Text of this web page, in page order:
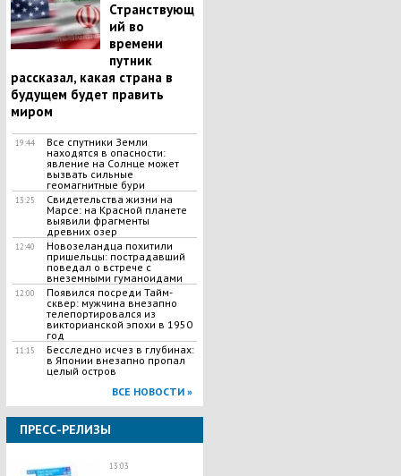
Странствующ
ий во
времени
путник
рассказал, какая страна в
будущем будет править
миром
19:44
​Все спутники Земли
находятся в опасности:
явление на Солнце может
вызвать сильные
геомагнитные бури
13:25
Свидетельства жизни на
Марсе: на Красной планете
выявили фрагменты
древних озер
12:40
Новозеландца похитили
пришельцы: пострадавший
поведал о встрече с
внеземными гуманоидами
12:00
Появился посреди Тайм-
сквер: мужчина внезапно
телепортировался из
викторианской эпохи в 1950
год
11:15
Бесследно исчез в глубинах:
в Японии внезапно пропал
целый остров
ВСЕ НОВОСТИ »
ПРЕСС-РЕЛИЗЫ
13:03